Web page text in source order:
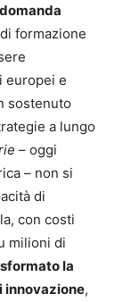
formazione
europei e
sostenuto
a lungo
– oggi
– non si
di
con costi
milioni di
la
innovazione,